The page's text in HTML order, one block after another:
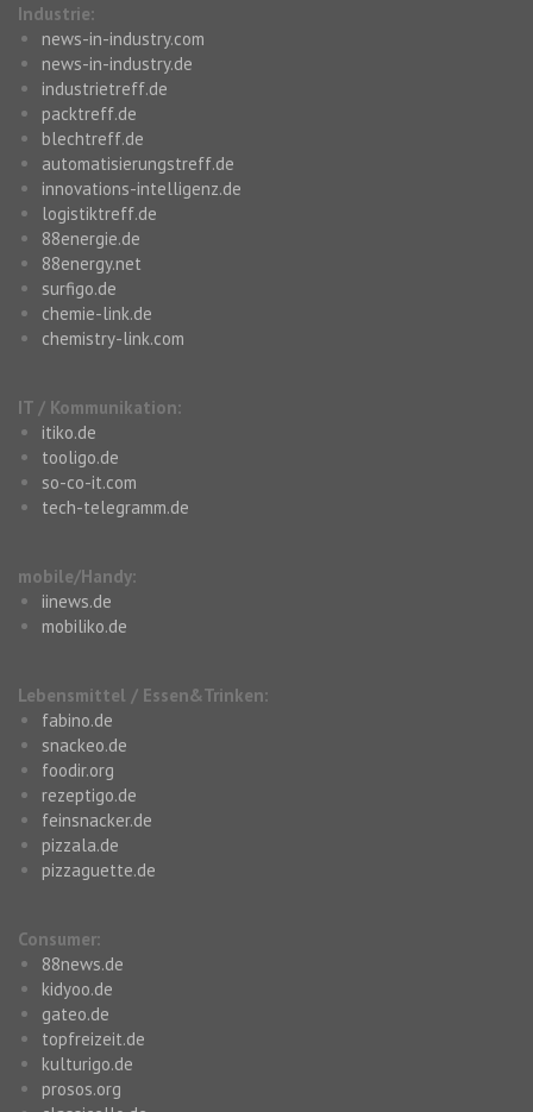
Industrie:
news-in-industry.com
news-in-industry.de
industrietreff.de
packtreff.de
blechtreff.de
automatisierungstreff.de
innovations-intelligenz.de
logistiktreff.de
88energie.de
88energy.net
surfigo.de
chemie-link.de
chemistry-link.com
IT / Kommunikation:
itiko.de
tooligo.de
so-co-it.com
tech-telegramm.de
mobile/Handy:
iinews.de
mobiliko.de
Lebensmittel / Essen&Trinken:
fabino.de
snackeo.de
foodir.org
rezeptigo.de
feinsnacker.de
pizzala.de
pizzaguette.de
Consumer:
88news.de
kidyoo.de
gateo.de
topfreizeit.de
kulturigo.de
prosos.org